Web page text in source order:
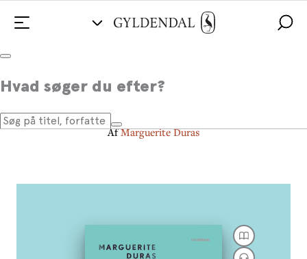
Hvad søger du efter?
Elskeren
Med efterord af Lilian Munk Rösing
AfMarguerite Duras